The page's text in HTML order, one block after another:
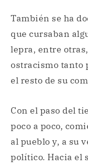
También se ha
que cursaban
lepra, entre
ostracismo tanto
el resto de su
Con el paso del
poco a poco,
al pueblo y, a su
político. Hacia el